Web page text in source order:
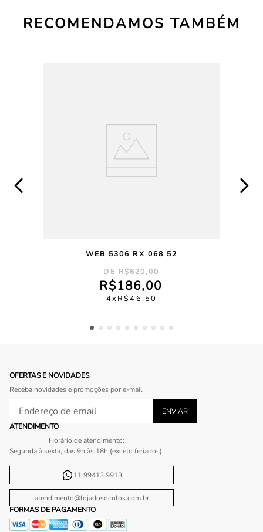
RECOMENDAMOS TAMBÉM
WEB 5306 RX 068 52
R$620,00
R$186,00
4 R$46,50
OFERTAS E NOVIDADES
Receba novidades e promoções por e-mail
ATENDIMENTO
Horário de atendimento:
Segunda à sexta, das 9h às 18h (exceto feriados).
11 99413 9913
atendimento@lojadosoculos.com.br
FORMAS DE PAGAMENTO